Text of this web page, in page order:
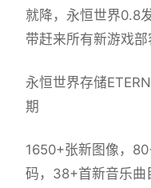
就降，永恒世界0.8
带赶来所有新游戏部
永恒世界存储
期
1650+张新图像，
码，38+首新音乐曲